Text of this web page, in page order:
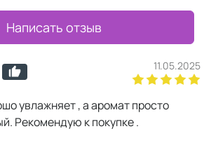
Написать отзыв
11.05.2025
увлажняет , а аромат просто
Рекомендую к покупке .